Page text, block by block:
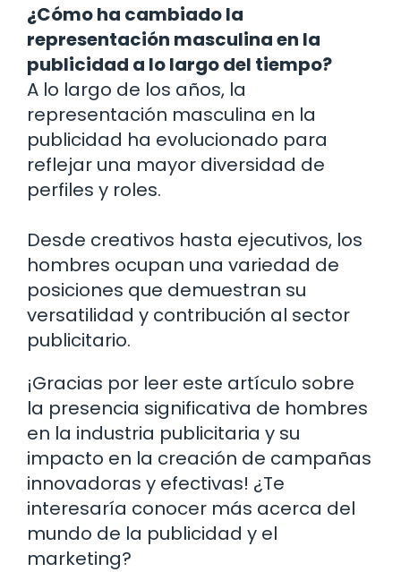
¿Cómo ha cambiado la
representación masculina en la
publicidad a lo largo del tiempo?
A lo largo de los años, la
representación masculina en la
publicidad ha evolucionado para
reflejar una mayor diversidad de
perfiles y roles.
Desde creativos hasta ejecutivos, los
hombres ocupan una variedad de
posiciones que demuestran su
versatilidad y contribución al sector
publicitario.
¡Gracias por leer este artículo sobre
la presencia significativa de hombres
en la industria publicitaria y su
impacto en la creación de campañas
innovadoras y efectivas! ¿Te
interesaría conocer más acerca del
mundo de la publicidad y el
marketing?